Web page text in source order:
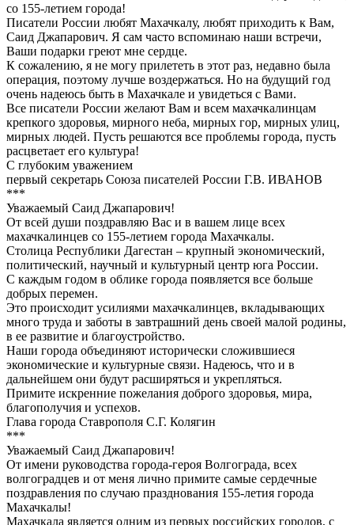
со 155-летием города!
Писатели России любят Махачкалу, любят приходить к Вам,
Саид Джапарович. Я сам часто вспоминаю наши встречи,
Ваши подарки греют мне сердце.
К сожалению, я не могу прилететь в этот раз, недавно была
операция, поэтому лучше воздержаться. Но на будущий год
очень надеюсь быть в Махачкале и увидеться с Вами.
Все писатели России желают Вам и всем махачкалинцам
крепкого здоровья, мирного неба, мирных гор, мирных улиц,
мирных людей. Пусть решаются все проблемы города, пусть
расцветает его культура!
С глубоким уважением
первый секретарь Союза писателей России Г.В. ИВАНОВ
***
Уважаемый Саид Джапарович!
От всей души поздравляю Вас и в вашем лице всех
махачкалинцев со 155-летием города Махачкалы.
Столица Республики Дагестан – крупный экономический,
политический, научный и культурный центр юга России.
С каждым годом в облике города появляется все больше
добрых перемен.
Это происходит усилиями махачкалинцев, вкладывающих
много труда и заботы в завтрашний день своей малой родины,
в ее развитие и благоустройство.
Наши города объединяют исторически сложившиеся
экономические и культурные связи. Надеюсь, что и в
дальнейшем они будут расширяться и укрепляться.
Примите искренние пожелания доброго здоровья, мира,
благополучия и успехов.
Глава города Ставрополя С.Г. Колягин
***
Уважаемый Саид Джапарович!
От имени руководства города-героя Волгограда, всех
волгоградцев и от меня лично примите самые сердечные
поздравления по случаю празднования 155-летия города
Махачкалы!
Махачкала является одним из первых российских городов, с